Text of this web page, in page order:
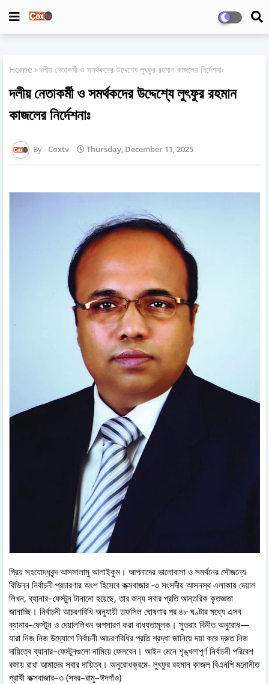
Home দলীয় নেতাকর্মী ও সমর্থকদের উদ্দেশ্যে লুৎফুর রহমান কাজলের নির্দেশনাঃ
দলীয় নেতাকর্মী ও সমর্থকদের উদ্দেশ্যে লুৎফুর রহমান
কাজলের নির্দেশনাঃ
Coxtv Thursday, December 11, 2025
প্রিয় সহযোদ্ধবৃন্দ আসসালামু আলাইকুম। আপনাদের ভালোবাসা ও সমর্থনের সৌজন্যে
বিভিন্ন নির্বাচনী প্রচারণার অংশ হিসেবে কক্সবাজার -৩ সংসদীয় আসনস্থ এলাকায় দেয়াল
লিখন, ব্যানার–ফেস্টুন টানানো হয়েছে, তার জন্য সবার প্রতি আন্তরিক কৃতজ্ঞতা
জানাচ্ছি। নির্বাচনী আচরণবিধি অনুযায়ী তফসিল ঘোষণার পর ৪৮ ঘণ্টার মধ্যে এসব
ব্যানার–ফেস্টুন ও দেয়াললিখন অপসারণ করা বাধ্যতামূলক। সুতরাং বিনীত অনুরোধ—
যারা নিজ নিজ উদ্যোগে নির্বাচনী আচরণবিধির প্রতি শ্রদ্ধা জানিয়ে দয়া করে দ্রুত নিজ
দায়িত্বে ব্যানার–ফেস্টুনগুলো নামিয়ে ফেলবেন। আইন মেনে শৃঙ্খলাপূর্ণ নির্বাচনী পরিবেশ
বজায় রাখা আমাদের সবার দায়িত্ব। অনুরোধক্রমে- লুৎফুর রহমান কাজল বিএনপি মনোনীত
প্রার্থী কক্সবাজার–৩ (সদর–রামু–ঈদগাঁও)